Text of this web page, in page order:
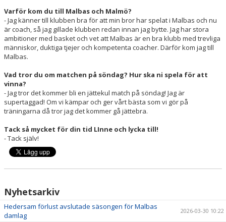
Varför kom du till Malbas och Malmö?
- Jag känner till klubben bra för att min bror har spelat i Malbas och nu
är coach, så jag gillade klubben redan innan jag bytte. Jag har stora
ambitioner med basket och vet att Malbas är en bra klubb med trevliga
människor, duktiga tjejer och kompetenta coacher. Därför kom jag till
Malbas.
Vad tror du om matchen på söndag? Hur ska ni spela för att
vinna?
- Jag tror det kommer bli en jättekul match på söndag! Jag är
supertaggad! Om vi kämpar och ger vårt bästa som vi gör på
träningarna då tror jag det kommer gå jättebra.
Tack så mycket för din tid LInne och lycka till!
- Tack själv!
Nyhetsarkiv
Hedersam förlust avslutade säsongen för Malbas
damlag
2026-03-30 10:22